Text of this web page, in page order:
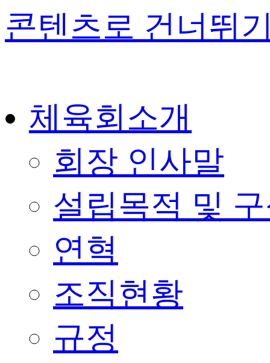
콘텐츠로 건너뛰
체육회소개
회장 인사말
설립목적 및
연혁
조직현황
규정